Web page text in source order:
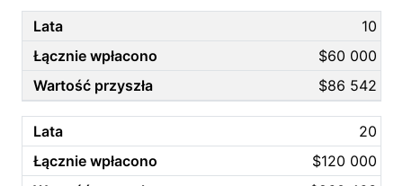
10
$60 000
$86 542
20
$120 000